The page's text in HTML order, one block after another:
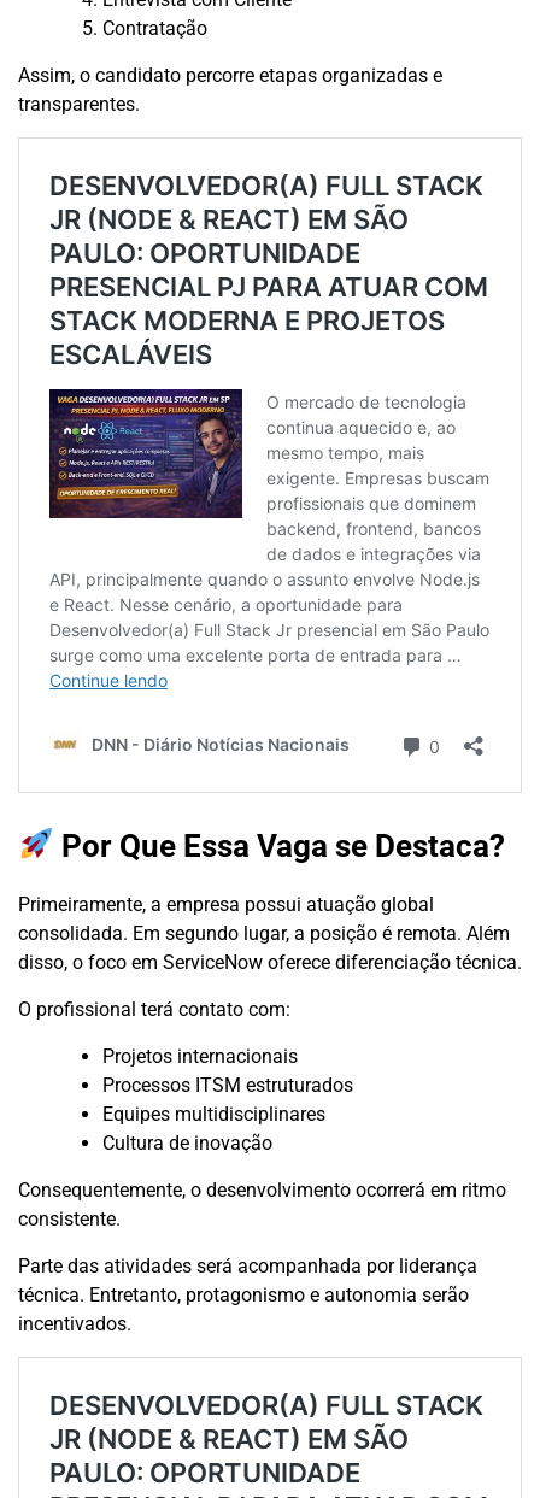
Contratação
Assim, o candidato percorre etapas organizadas e
transparentes.
Por Que Essa Vaga se Destaca?
Primeiramente, a empresa possui atuação global
consolidada. Em segundo lugar, a posição é remota. Além
disso, o foco em ServiceNow oferece diferenciação técnica.
O profissional terá contato com:
Projetos internacionais
Processos ITSM estruturados
Equipes multidisciplinares
Cultura de inovação
Consequentemente, o desenvolvimento ocorrerá em ritmo
consistente.
Parte das atividades será acompanhada por liderança
técnica. Entretanto, protagonismo e autonomia serão
incentivados.